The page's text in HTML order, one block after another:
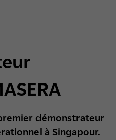
démonstrateur
à Singapour.